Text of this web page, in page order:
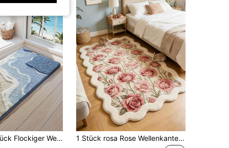
DAJIANG 1 Stück Flockiger Wellen-Badezimmerteppich, weiches geometrisches Muster, super dick, geeignet für alle Jahreszeiten, frischer Stil, rutschfeste TPR-Unterseite, hohe Wasseraufnahme, leicht zu reinigen, maschinenwaschbar, weich und bequem, geeignet für Wohnzimmer, Badezimmer, Badewanne, Dusche, Waschbecken, ideale Wahl für Badezimmerdekoration Zuhause, dick und flauschig, perfekter Akzent für den Eingangsbereich.
1 Stück rosa Rose Wellenkante langer Teppich, französischer Landhausstil, Fußmatte, kleiner Teppich, Willkommensmatte, Außenfußmatte, Küchenteppich, Haustür-Matte, Gartenteppich